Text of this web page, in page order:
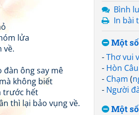
Bình
In bài
Một
-Thơ vui
- Hòn Câu
- Chạm (
- Người
Một
lửa
về.
đàn ông say mê
không biết
trước hết
thì lại bảo vụng về.